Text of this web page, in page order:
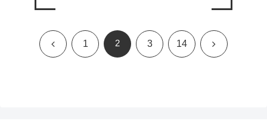
前 1 2 3 14 次